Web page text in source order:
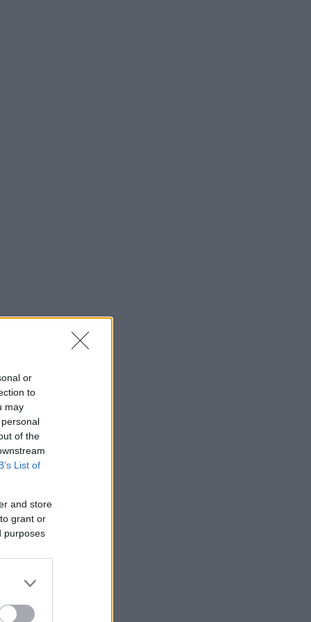
or
to
may
of the
List of
and store
grant or
purposes